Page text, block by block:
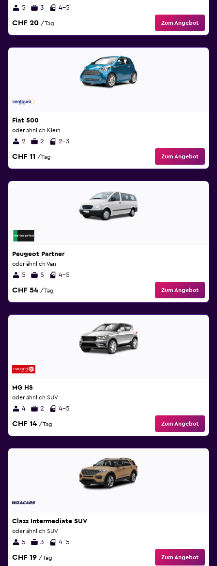
5 3 4-5
CHF 20 /Tag Zum Angebot
Fiat 500
oder ähnlich Klein
2 2 2-3
CHF 11 /Tag Zum Angebot
Peugeot Partner
oder ähnlich Van
5 5 4-5
CHF 54 /Tag Zum Angebot
MG HS
oder ähnlich SUV
4 2 4-5
CHF 14 /Tag Zum Angebot
Class Intermediate SUV
oder ähnlich SUV
5 3 4-5
CHF 19 /Tag Zum Angebot